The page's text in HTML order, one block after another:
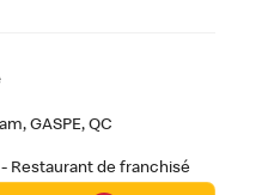
GASPE, QC
Restaurant de franchisé